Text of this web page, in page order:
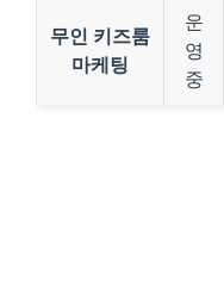
무인 키즈룸
마케팅
운
영
중